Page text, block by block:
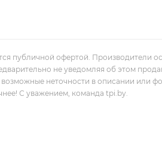
публичной офертой. Производители
не уведомляя об этом
неточности в описании или
С уважением, команда tpi.by.